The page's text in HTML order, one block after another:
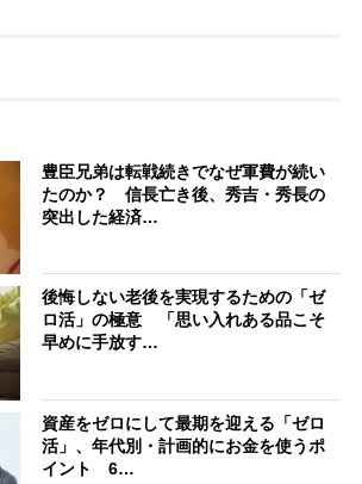
豊臣兄弟は転戦続きでなぜ軍費が続い
たのか？ 信長亡き後、秀吉・秀長の
突出した経済…
後悔しない老後を実現するための「ゼ
ロ活」の極意 「思い入れある品こそ
早めに手放す…
資産をゼロにして最期を迎える「ゼロ
活」、年代別・計画的にお金を使うポ
イント 6…